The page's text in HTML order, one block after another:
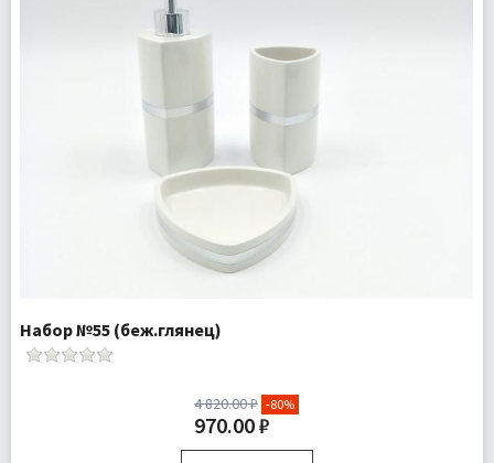
Набор №55 (беж.глянец)
4 820.00 ₽ -80%
970.00 ₽